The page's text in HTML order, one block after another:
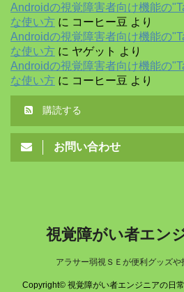
Androidの視覚障害者向け機能の
な使い方 に コーヒー豆 より
Androidの視覚障害者向け機能の
な使い方 に ヤゲット より
Androidの視覚障害者向け機能の
な使い方 に コーヒー豆 より
購読する
お問い合わせ
視覚障がい者エン
アラサー弱視ＳＥが便利グッズ
Copyright© 視覚障がい者エンジニアの日